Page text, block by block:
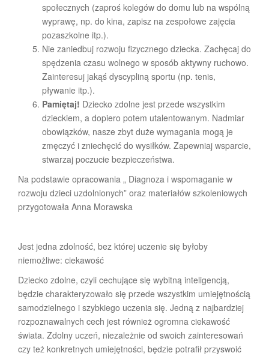
społecznych (zaproś kolegów do domu lub na wspólną
wyprawę, np. do kina, zapisz na zespołowe zajęcia
pozaszkolne itp.).
Nie zaniedbuj rozwoju fizycznego dziecka. Zachęcaj do
spędzenia czasu wolnego w sposób aktywny ruchowo.
Zainteresuj jakąś dyscypliną sportu (np. tenis,
pływanie itp.).
Pamiętaj! Dziecko zdolne jest przede wszystkim
dzieckiem, a dopiero potem utalentowanym. Nadmiar
obowiązków, nasze zbyt duże wymagania mogą je
zmęczyć i zniechęcić do wysiłków. Zapewniaj wsparcie,
stwarzaj poczucie bezpieczeństwa.
Na podstawie opracowania „ Diagnoza i wspomaganie w
rozwoju dzieci uzdolnionych” oraz materiałów szkoleniowych
przygotowała Anna Morawska
Jest jedna zdolność, bez której uczenie się byłoby
niemożliwe: ciekawość
Dziecko zdolne, czyli cechujące się wybitną inteligencją,
będzie charakteryzowało się przede wszystkim umiejętnością
samodzielnego i szybkiego uczenia się. Jedną z najbardziej
rozpoznawalnych cech jest również ogromna ciekawość
świata. Zdolny uczeń, niezależnie od swoich zainteresowań
czy też konkretnych umiejętności, będzie potrafił przyswoić